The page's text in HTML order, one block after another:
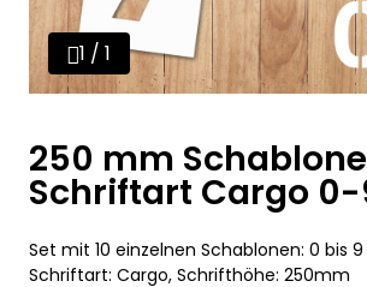
1 / 1
250 mm
Schriftart Cargo 0-
Set mit 10 einzelnen Schablonen: 0 bis 9
Schriftart: Cargo, Schrifthöhe: 250mm